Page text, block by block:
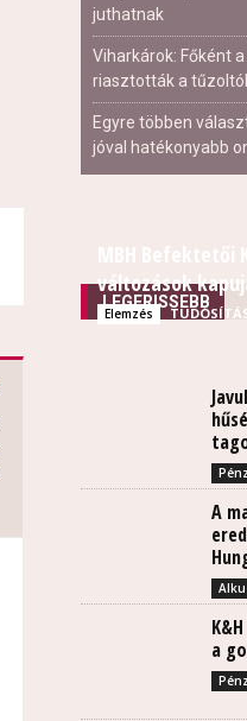
juthatnak
Viharkárok: Főként
riasztották a
Egyre többen
jóval hatékonyabb
LEGFRISSEBB
változások
Elemzés
A
a